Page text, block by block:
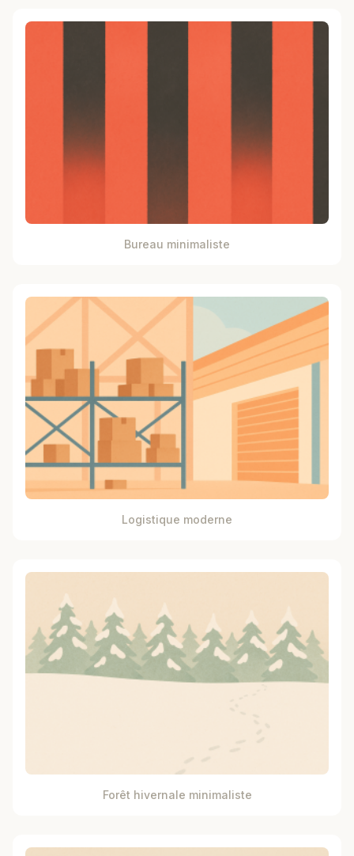
Bureau minimaliste
Logistique moderne
Forêt hivernale minimaliste